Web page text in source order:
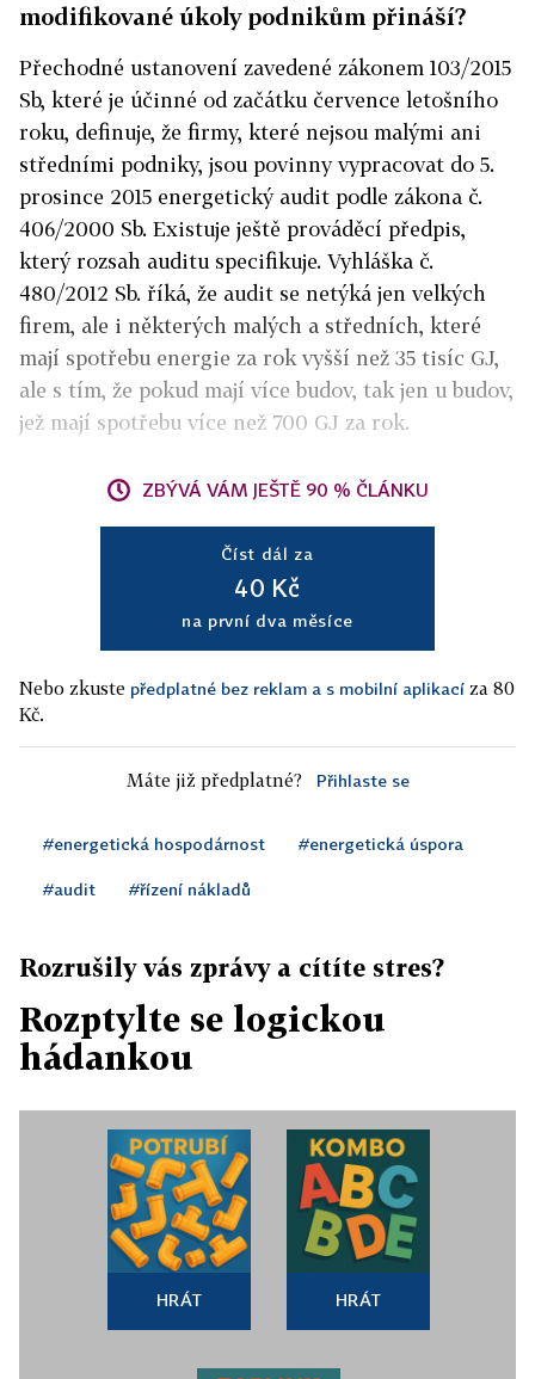
modifikované úkoly podnikům přináší?
Přechodné ustanovení zavedené zákonem 103/2015
Sb, které je účinné od začátku července letošního
roku, definuje, že firmy, které nejsou malými ani
středními podniky, jsou povinny vypracovat do 5.
prosince 2015 energetický audit podle zákona č.
406/2000 Sb. Existuje ještě prováděcí předpis,
který rozsah auditu specifikuje. Vyhláška č.
480/2012 Sb. říká, že audit se netýká jen velkých
firem, ale i některých malých a středních, které
mají spotřebu energie za rok vyšší než 35 tisíc GJ,
ale s tím, že pokud mají více budov, tak jen u budov,
jež mají spotřebu více než 700 GJ za rok.
ZBÝVÁ VÁM JEŠTĚ 90 % ČLÁNKU
Číst dál za
40 Kč
na první dva měsíce
Nebo zkuste předplatné bez reklam a s mobilní aplikací za 80
Kč.
Máte již předplatné? Přihlaste se
#energetická hospodárnost #energetická úspora
#audit #řízení nákladů
Rozrušily vás zprávy a cítíte stres?
Rozptylte se logickou
hádankou
HRÁT HRÁT